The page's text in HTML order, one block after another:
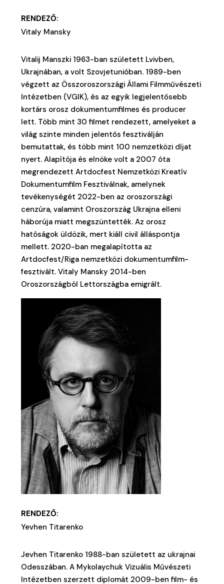
RENDEZŐ:
Vitaly Mansky
Vitalij Manszki 1963-ban született Lvivben,
Ukrajnában, a volt Szovjetunióban. 1989-ben
végzett az Összoroszországi Állami Filmművészeti
Intézetben (VGIK), és az egyik legjelentősebb
kortárs orosz dokumentumfilmes és producer
lett. Több mint 30 filmet rendezett, amelyeket a
világ szinte minden jelentős fesztiválján
bemutattak, és több mint 100 nemzetközi díjat
nyert. Alapítója és elnöke volt a 2007 óta
megrendezett Artdocfest Nemzetközi Kreatív
Dokumentumfilm Fesztiválnak, amelynek
tevékenységét 2022-ben az oroszországi
cenzúra, valamint Oroszország Ukrajna elleni
háborúja miatt megszüntették. Az orosz
hatóságok üldözik, mert kiáll civil álláspontja
mellett. 2020-ban megalapította az
Artdocfest/Riga nemzetközi dokumentumfilm-
fesztivált. Vitaly Mansky 2014-ben
Oroszországból Lettországba emigrált.
RENDEZŐ:
Yevhen Titarenko
Jevhen Titarenko 1988-ban született az ukrajnai
Odesszában. A Mykolaychuk Vizuális Művészeti
Intézetben szerzett diplomát 2009-ben film- és